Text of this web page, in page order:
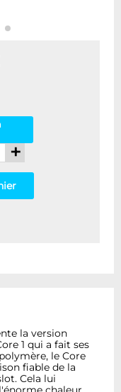
+
la version
1 qui a fait ses
le Core
fiable de la
Cela lui